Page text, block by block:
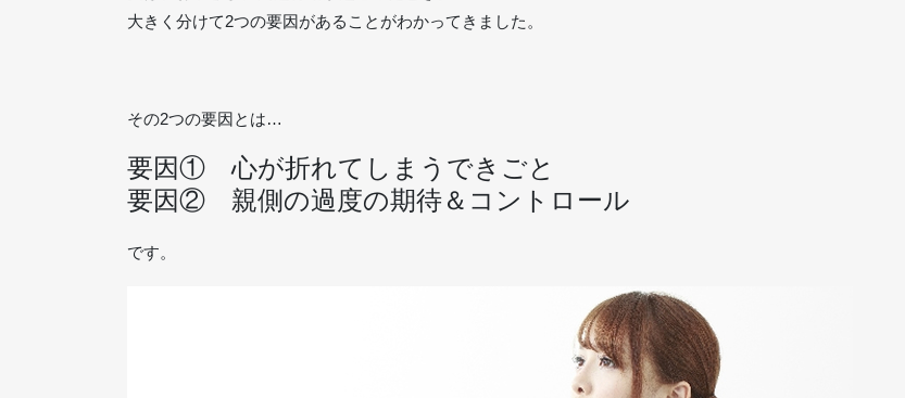
大きく分けて2つの要因があることがわかってきました。
その2つの要因とは…
要因① 心が折れてしまうできごと
要因② 親側の過度の期待＆コントロール
です。